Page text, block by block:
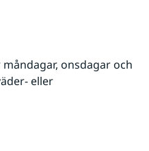
onsdagar och
eller